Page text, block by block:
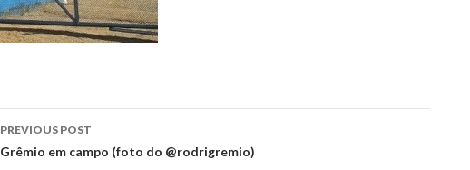
Post
navigation
PREVIOUS POST
Grêmio em campo (foto do @rodrigremio)